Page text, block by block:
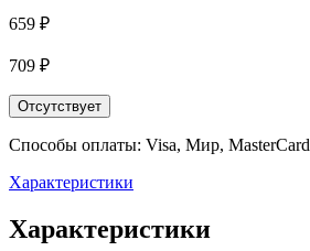
659 ₽
709 ₽
Отсутствует
Способы оплаты: Visa, Мир, MasterCard
Характеристики
Характеристики